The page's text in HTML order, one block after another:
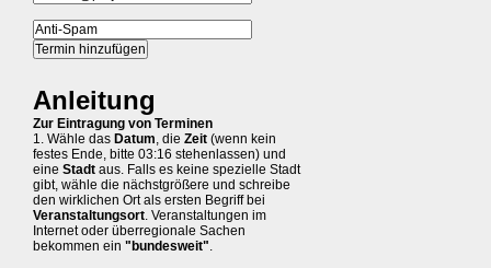
Anleitung
Zur Eintragung von Terminen
1. Wähle das Datum, die Zeit (wenn kein
festes Ende, bitte 03:16 stehenlassen) und
eine Stadt aus. Falls es keine spezielle Stadt
gibt, wähle die nächstgrößere und schreibe
den wirklichen Ort als ersten Begriff bei
Veranstaltungsort. Veranstaltungen im
Internet oder überregionale Sachen
bekommen ein "bundesweit".